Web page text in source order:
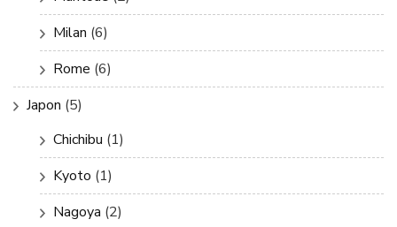
Milan (6)
Rome (6)
Japon (5)
Chichibu (1)
Kyoto (1)
Nagoya (2)